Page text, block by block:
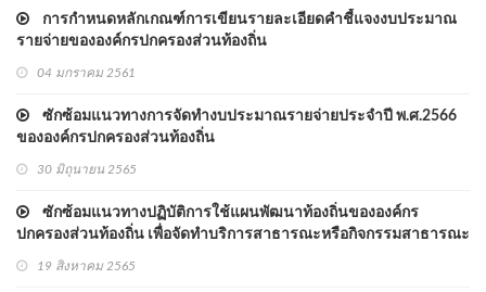
การกำหนดหลักเกณฑ์การเขียนรายละเอียดคำชี้แจงงบประมาณ
รายจ่ายขององค์กรปกครองส่วนท้องถิ่น
04 มกราคม 2561
ซักซ้อมแนวทางการจัดทำงบประมาณรายจ่ายประจำปี พ.ศ.2566
ขององค์กรปกครองส่วนท้องถิ่น
30 มิถุนายน 2565
ซักซ้อมแนวทางปฏิบัติการใช้แผนพัฒนาท้องถิ่นขององค์กร
ปกครองส่วนท้องถิ่น เพื่อจัดทำบริการสาธารณะหรือกิจกรรมสาธารณะ
19 สิงหาคม 2565